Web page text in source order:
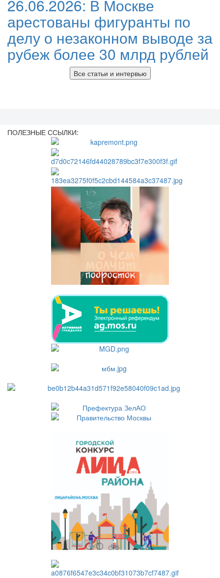
26.06.2026: В Москве
арестованы фигуранты по
делу о незаконном выводе за
рубеж более 30 млрд рублей
Все статьи и интервью
ПОЛЕЗНЫЕ ССЫЛКИ: